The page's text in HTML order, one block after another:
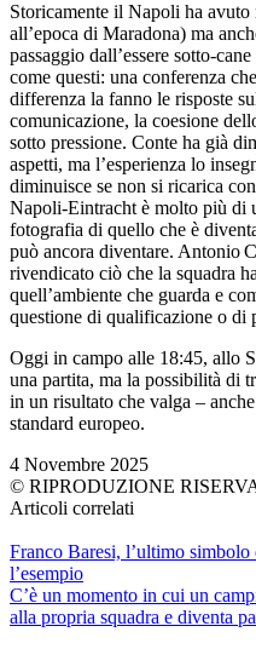
Storicamente il Napoli ha
all’epoca di Maradona) ma
passaggio dall’essere
come questi: una conferenza
differenza la fanno le risposte
comunicazione, la coesione
sotto pressione. Conte ha già
aspetti, ma l’esperienza lo
diminuisce se non si ricarica
Napoli‑Eintracht è molto più di
fotografia di quello che è
può ancora diventare. Antonio
rivendicato ciò che la squadra
quell’ambiente che guarda e
questione di qualificazione o di
Oggi in campo alle 18:45, allo
una partita, ma la possibilità di
in un risultato che valga –
standard europeo.
4 Novembre 2025
© RIPRODUZIONE
Articoli correlati
Franco Baresi, l’ultimo
l’esempio
C’è un momento in cui un
alla propria squadra e diventa